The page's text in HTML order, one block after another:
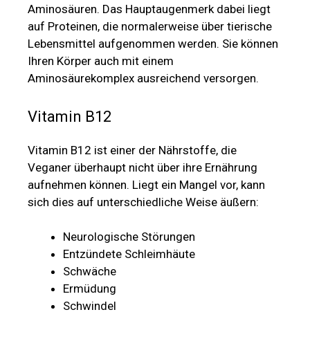
Aminosäuren. Das Hauptaugenmerk dabei liegt
auf Proteinen, die normalerweise über tierische
Lebensmittel aufgenommen werden. Sie können
Ihren Körper auch mit einem
Aminosäurekomplex ausreichend versorgen.
Vitamin B12
Vitamin B12 ist einer der Nährstoffe, die
Veganer überhaupt nicht über ihre Ernährung
aufnehmen können. Liegt ein Mangel vor, kann
sich dies auf unterschiedliche Weise äußern:
Neurologische Störungen
Entzündete Schleimhäute
Schwäche
Ermüdung
Schwindel